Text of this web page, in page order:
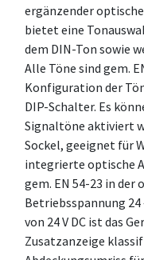
ergänzender
bietet eine
dem DIN-Ton sowie
Alle Töne sind gem.
Konfiguration der
DIP-Schalter. Es
Signaltöne aktiviert
Sockel, geeignet für
integrierte optische
gem. EN 54-23 in der
Betriebsspannung 24
von 24 V DC ist das
Zusatzanzeige